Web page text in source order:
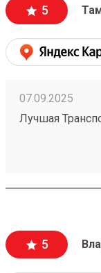
5
07.09.2025
Лучшая
5